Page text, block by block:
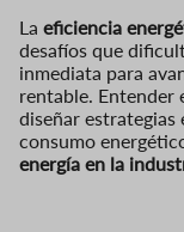
La eficiencia
desafíos que
inmediata para
rentable. Entender
diseñar
consumo
energía en la